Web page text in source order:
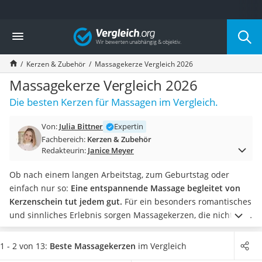
Die beliebtesten Vergleiche nach Kategorie
Wohnen
Matratzen-Topper
Matratzen
Konferenzlautsprecher
Tageslichtlampe
Badlüfter
Bürohocker
Außenleuchte mit Kamera
Akku-Tischlampe
Konferenzmikrofon
Klappmatratze
Duschkopf mit Kalkfilter
Aktenvernichter Sicherheitsstufe 4
Bettgitter
Vergleich
Kerzen & Zubehör Massagekerze Vergleich 2026
Massagekerze Vergleich 2026
Die besten Kerzen für Massagen im Vergleich.
Von: Julia Bittner
Expertin
Fachbereich: Kerzen & Zubehör
Redakteurin: Janice Meyer
Ob nach einem langen Arbeitstag, zum Geburtstag oder
einfach nur so: Eine entspannende Massage begleitet von
Kerzenschein tut jedem gut. Für ein besonders romantisches
und sinnliches Erlebnis sorgen Massagekerzen, die nicht nur
warmes Licht und angenehmen Duft verbreiten, sondern
direkt auf den Körper aufgetragen werden können.
Tests im
1 - 2 von 13: Beste Massagekerzen im Vergleich